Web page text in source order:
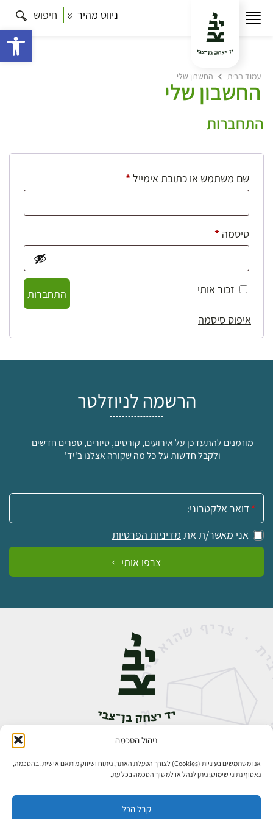
ניהול הסכמה
אנו משתמשים בעוגיות (Cookies) לצורך הפעלת האתר, ניתוח ושיווק מותאם אישית. בהסכמה,
נאסוף נתוני שימוש; ניתן לנהל או למשוך הסכמה בכל עת.
קבל הכל
ניווט מהיר חיפוש
עמוד הבית החשבון שלי
החשבון שלי
התחברות
שם משתמש או כתובת אימייל*חובה
סיסמה *חובה
זכור אותי
התחברות
איפוס סיסמה
הרשמה לניוזלטר
מוזמנים להתעדכן על אירועים, קורסים, סיורים, ספרים חדשים
ולקבל חדשות על כל מה שקורה אצלנו ב'יד'
אימייל:
אני מאשר/ת את מדיניות הפרטיות
צרפו אותי
אבן גבירול 14, רחביה, ירושלים